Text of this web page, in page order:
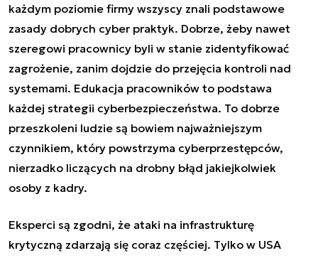
każdym poziomie firmy wszyscy znali podstawowe
zasady dobrych cyber praktyk. Dobrze, żeby nawet
szeregowi pracownicy byli w stanie zidentyfikować
zagrożenie, zanim dojdzie do przejęcia kontroli nad
systemami. Edukacja pracowników to podstawa
każdej strategii cyberbezpieczeństwa. To dobrze
przeszkoleni ludzie są bowiem najważniejszym
czynnikiem, który powstrzyma cyberprzestępców,
nierzadko liczących na drobny błąd jakiejkolwiek
osoby z kadry.
Eksperci są zgodni, że ataki na infrastrukturę
krytyczną zdarzają się coraz częściej. Tylko w USA